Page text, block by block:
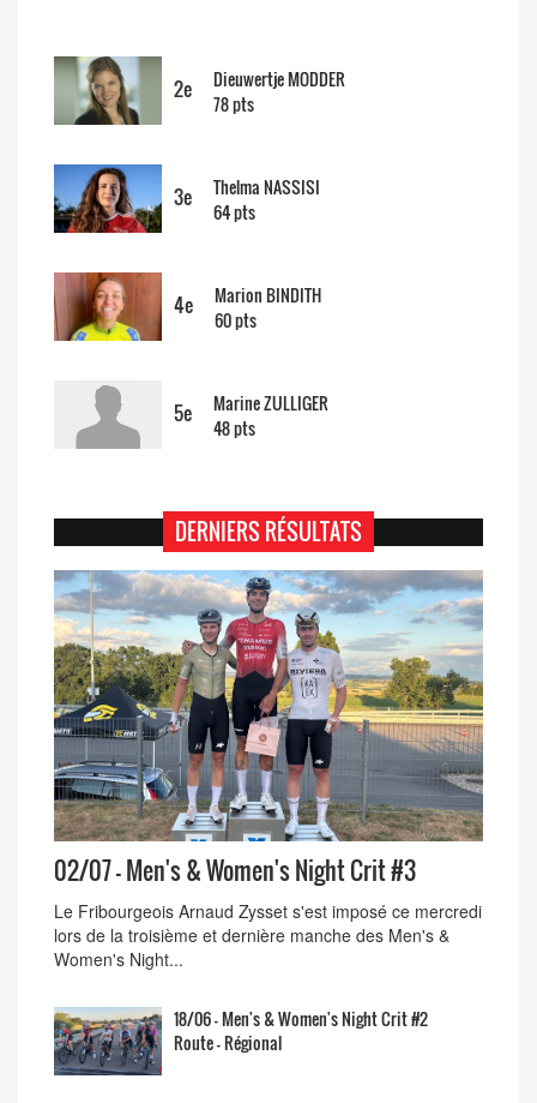
2e Dieuwertje MODDER
78 pts
3e Thelma NASSISI
64 pts
4e Marion BINDITH
60 pts
5e Marine ZULLIGER
48 pts
DERNIERS RÉSULTATS
02/07 - Men's & Women's Night Crit #3
Le Fribourgeois Arnaud Zysset s'est imposé ce mercredi
lors de la troisième et dernière manche des Men's &
Women's Night...
18/06 - Men's & Women's Night Crit #2
Route - Régional